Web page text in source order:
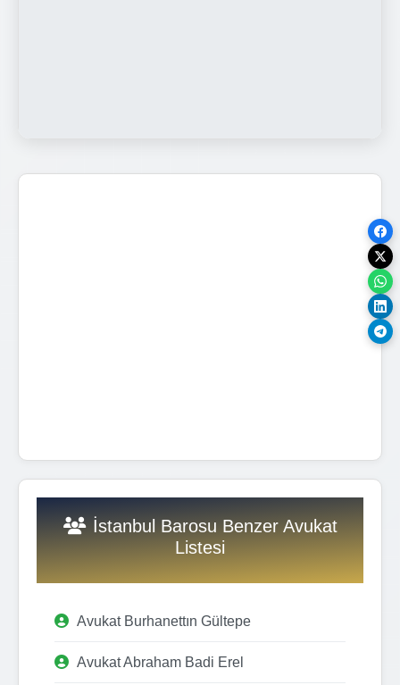
İstanbul Barosu Benzer Avukat
Listesi
Avukat Burhanettın Gültepe
Avukat Abraham Badi Erel